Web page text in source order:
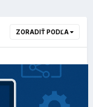
ZORADIŤ PODĽA